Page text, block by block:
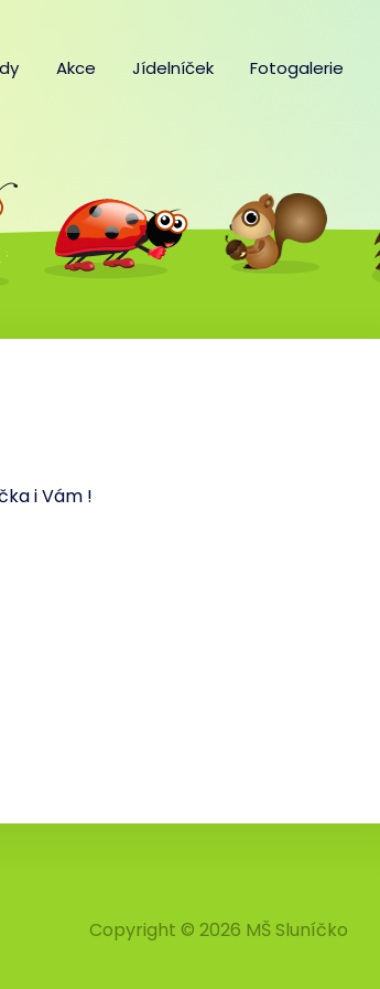
Akce Jídelníček Fotogalerie
i Vám !
Copyright © 2026 MŠ Sluníčko